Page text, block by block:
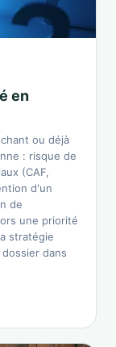
en
ou déjà
: risque de
(CAF,
d'un
de
une priorité
stratégie
dans